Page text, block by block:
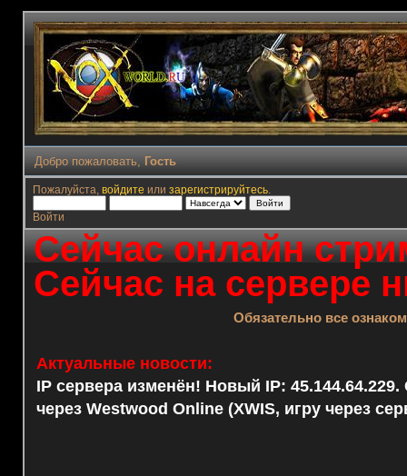
Добро пожаловать, Гость
Пожалуйста, войдите или зарегистрируйтесь.
Войти
Сейчас онлайн
Сейчас на сервере
Обязательно все
Актуальные новости:
IP сервера изменён! Новый IP: 45.144.64.229.
через Westwood Online (XWIS, игру через